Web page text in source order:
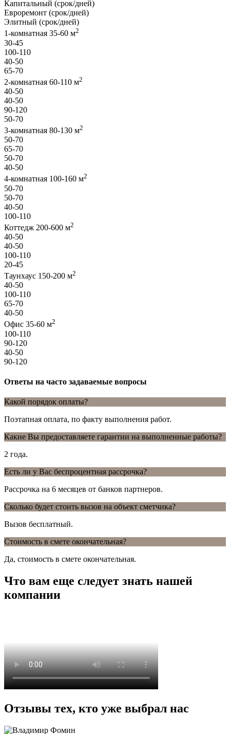
Капитальный (срок/дней)
Евроремонт (срок/дней)
Элитный (срок/дней)
1-комнатная 35-60 м2
30-45
100-110
40-50
65-70
2-комнатная 60-110 м2
40-50
40-50
90-120
50-70
3-комнатная 80-130 м2
50-70
65-70
50-70
40-50
4-комнатная 100-160 м2
50-70
50-70
40-50
100-110
Коттедж 200-600 м2
40-50
40-50
100-110
20-45
Таунхаус 150-200 м2
40-50
100-110
65-70
40-50
Офис 35-60 м2
100-110
90-120
40-50
90-120
Ответы на часто задаваемые вопросы
Какой порядок оплаты?
Поэтапная оплата, по факту выполнения работ.
Какие Вы предоставляете гарантии на выполненные работы?
2 года.
Есть ли у Вас беспроцентная рассрочка?
Рассрочка на 6 месяцев от банков партнеров.
Сколько будет стоить вызов на объект сметчика?
Вызов бесплатный.
Стоимость в смете окончательная?
Да, стоимость в смете окончательная.
Что вам еще следует знать нашей
компании
Отзывы тех, кто уже выбрал нас